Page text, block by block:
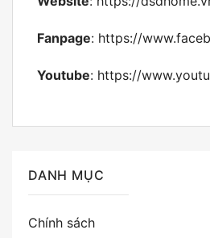
Fanpage: https://
Youtube: https://
DANH MỤC
Chính sách